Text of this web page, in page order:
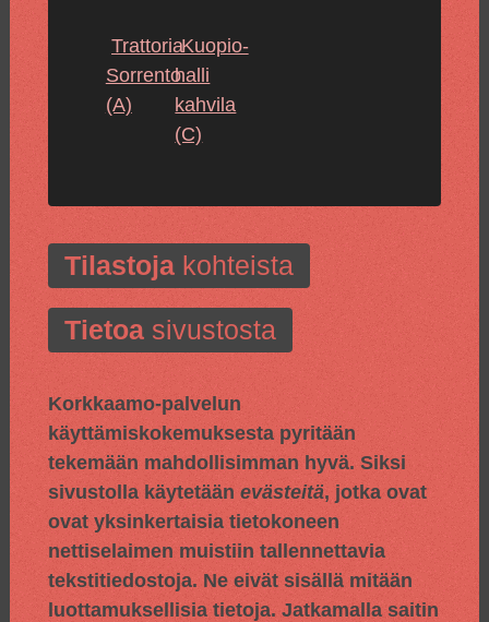
Trattoria
Sorrento
(A)
Kuopio-
halli
kahvila
(C)
Tilastojakohteista
Tietoasivustosta
Korkkaamo-palvelun
käyttämiskokemuksesta pyritään
tekemään mahdollisimman hyvä. Siksi
sivustolla käytetään evästeitä, jotka ovat
ovat yksinkertaisia tietokoneen
nettiselaimen muistiin tallennettavia
tekstitiedostoja. Ne eivät sisällä mitään
luottamuksellisia tietoja. Jatkamalla saitin